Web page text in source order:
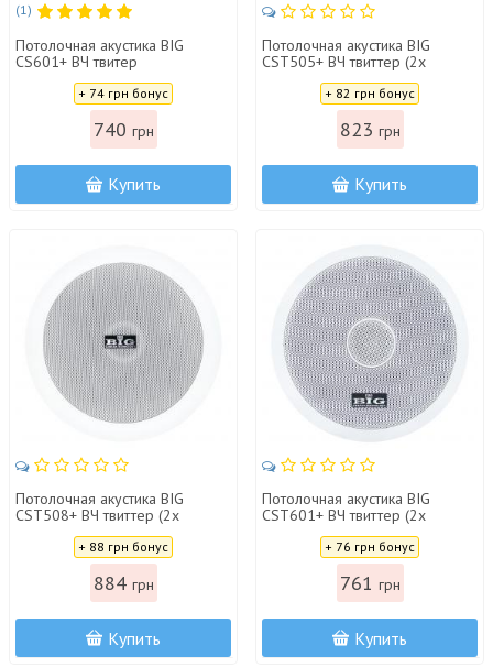
(1)
Потолочная акустика BIG
CS601+ ВЧ твитер
+ 74 грн бонус
740 грн
Купить
Потолочная акустика BIG
CST505+ ВЧ твиттер (2х
полосная)
+ 82 грн бонус
823 грн
Купить
Потолочная акустика BIG
CST508+ ВЧ твиттер (2х
полосная)
+ 88 грн бонус
884 грн
Купить
Потолочная акустика BIG
CST601+ ВЧ твиттер (2х
полосная)
+ 76 грн бонус
761 грн
Купить